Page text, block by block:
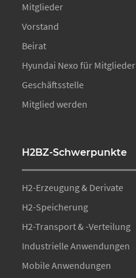
Mitglieder
Vorstand
Beirat
Hyundai Nexo für Mitglieder
Geschäftsstelle
Mitglied werden
H2BZ-Schwerpunkte
H2-Erzeugung & Derivate
H2-Speicherung
H2-Transport & -Verteilung
Industrielle Anwendungen
Mobile Anwendungen